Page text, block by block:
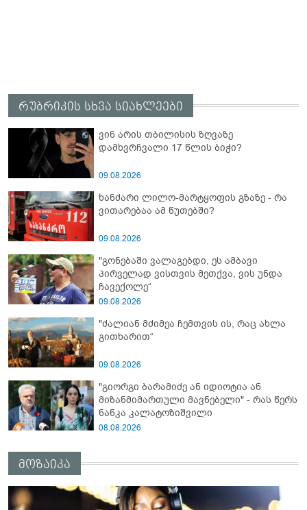
რუბრიკის სხვა სიახლეები
ვინ არის თბილისის ზღვაზე
დამხვრჩვალი 17 წლის ბიჭი?
09.08.2026
ხანძარი ლილო-მარტყოფის გზაზე - რა
ვითარებაა ამ წუთებში?
09.08.2026
"გონებაში ვალაგებდი, ეს ამბავი
პირველად ვისთვის მეთქვა, ვის უნდა
ჩავექოლე“
09.08.2026
"ძალიან მძიმეა ჩემთვის ის, რაც ახლა
გითხარით“
09.08.2026
"გიორგი ბარამიძე ან იდიოტია ან
მიზანმიმართული მავნებელი" - რას წერს
ნანკა კალატოზიშვილი
08.08.2026
მოზაიკა